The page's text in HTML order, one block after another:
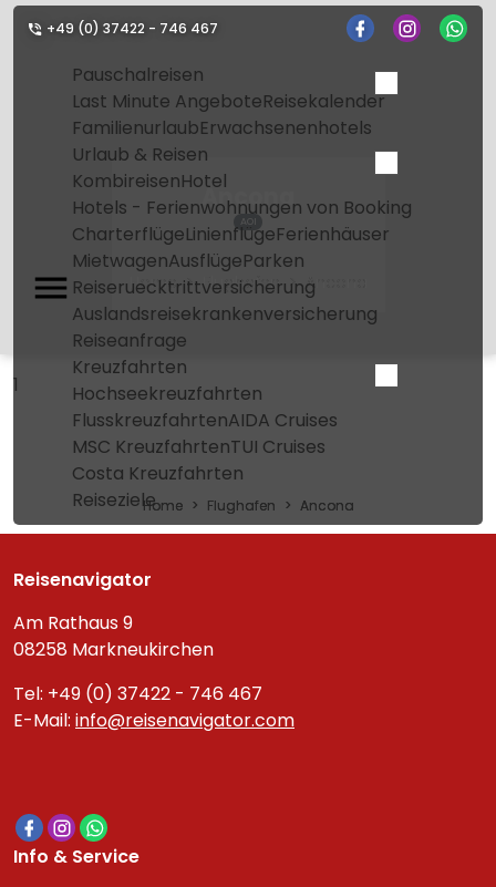
+49 (0) 37422 - 746 467
Pauschalreisen
Last Minute AngeboteReisekalender
FamilienurlaubErwachsenenhotels
Urlaub & Reisen
KombireisenHotel
Hotels - Ferienwohnungen von Booking
CharterflügeLinienflügeFerienhäuser
MietwagenAusflügeParken
Reiseruecktrittversicherung
Auslandsreisekrankenversicherung
Reiseanfrage
Kreuzfahrten
Hochseekreuzfahrten
FlusskreuzfahrtenAIDA Cruises
MSC KreuzfahrtenTUI Cruises
Costa Kreuzfahrten
Reiseziele
Ancona
AOI
Home Flughafen Ancona
1
Home Flughafen Ancona
Reisenavigator
Am Rathaus 9
08258 Markneukirchen
Tel: +49 (0) 37422 - 746 467
E-Mail: info@reisenavigator.com
Info & Service